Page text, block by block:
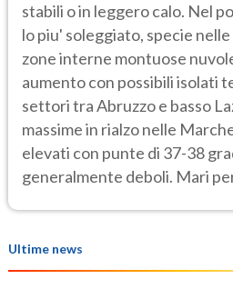
stabili o in leggero calo. Nel
lo piu' soleggiato, specie
zone interne montuose
aumento con possibili isolati
settori tra Abruzzo e basso
massime in rialzo nelle
elevati con punte di 37-38
generalmente deboli. Mari
Ultime news